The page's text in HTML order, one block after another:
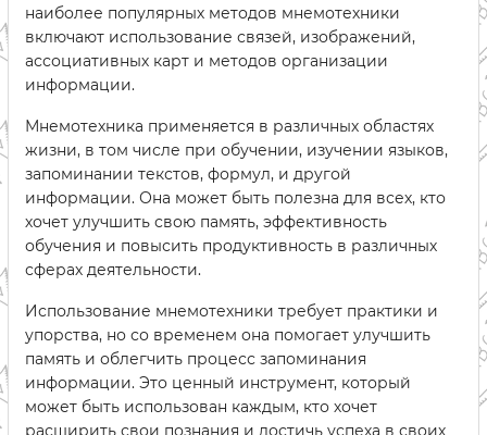
наиболее популярных методов мнемотехники
включают использование связей, изображений,
ассоциативных карт и методов организации
информации.
Мнемотехника применяется в различных областях
жизни, в том числе при обучении, изучении языков,
запоминании текстов, формул, и другой
информации. Она может быть полезна для всех, кто
хочет улучшить свою память, эффективность
обучения и повысить продуктивность в различных
сферах деятельности.
Использование мнемотехники требует практики и
упорства, но со временем она помогает улучшить
память и облегчить процесс запоминания
информации. Это ценный инструмент, который
может быть использован каждым, кто хочет
расширить свои познания и достичь успеха в своих